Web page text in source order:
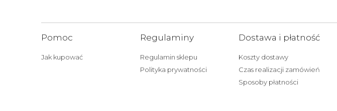
Pomoc
Jak kupować
Regulaminy
Regulamin sklepu
Polityka prywatności
Dostawa i płatność
Koszty dostawy
Czas realizacji zamówień
Sposoby płatności